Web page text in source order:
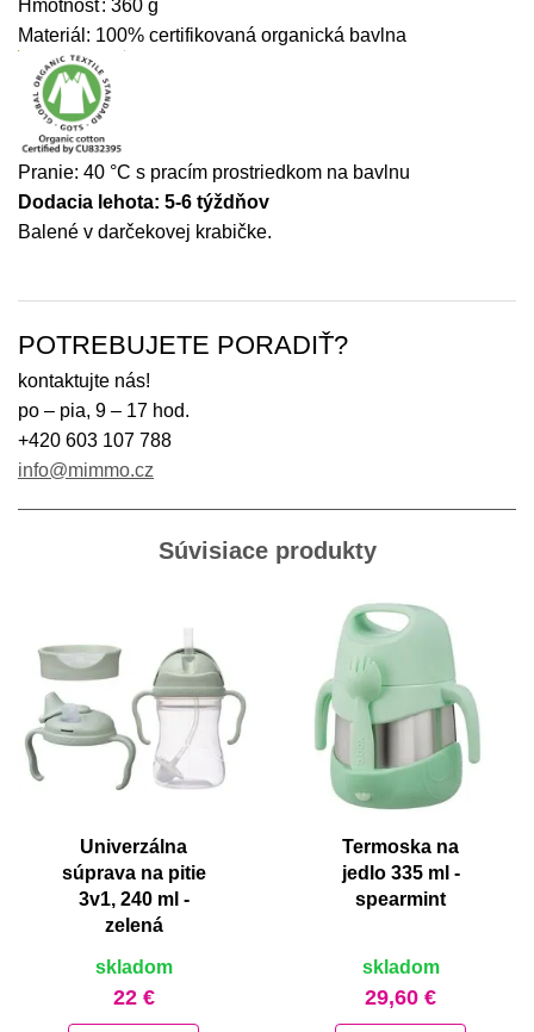
Hmotnosť: 360 g
Materiál: 100% certifikovaná organická bavlna
Pranie: 40 °C s pracím prostriedkom na bavlnu
Dodacia lehota: 5-6 týždňov
Balené v darčekovej krabičke.
POTREBUJETE PORADIŤ?
kontaktujte nás!
po – pia, 9 – 17 hod.
+420 603 107 788
info@mimmo.cz
Súvisiace produkty
Univerzálna
súprava na pitie
3v1, 240 ml -
zelená
skladom
22 €
Termoska na
jedlo 335 ml -
spearmint
skladom
29,60 €